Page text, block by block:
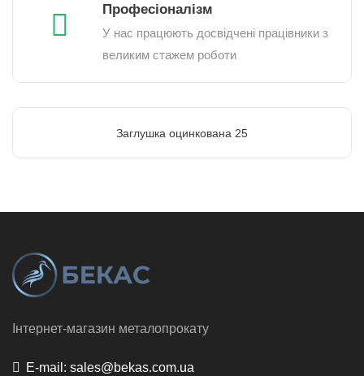
Професіоналізм
У нас працюють досвідчені працівники з
великим стажем роботи
Заглушка оцинкована 25
Інтернет-магазин металопрокату
E-mail: sales@bekas.com.ua